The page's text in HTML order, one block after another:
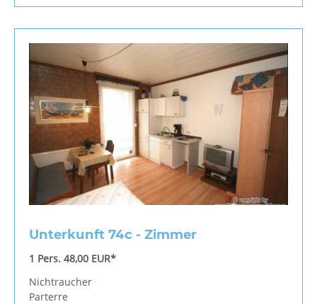
Unterkunft 74c - Zimmer
1 Pers. 48,00 EUR*
Nichtraucher
Parterre